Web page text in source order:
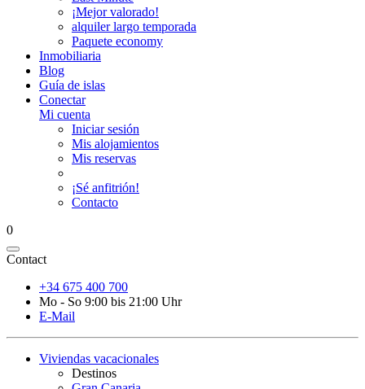
¡Mejor valorado!
alquiler largo temporada
Paquete economy
Inmobiliaria
Blog
Guía de islas
Conectar
Mi cuenta
Iniciar sesión
Mis alojamientos
Mis reservas
¡Sé anfitrión!
Contacto
0
Contact
+34 675 400 700
Mo - So 9:00 bis 21:00 Uhr
E-Mail
Viviendas vacacionales
Destinos